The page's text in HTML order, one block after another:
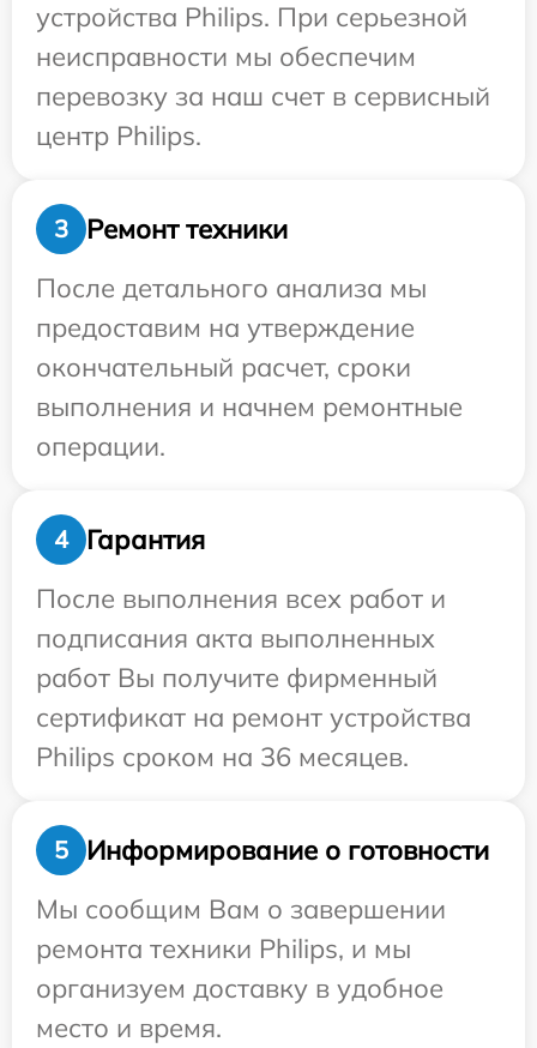
устройства Philips. При серьезной
неисправности мы обеспечим
перевозку за наш счет в сервисный
центр Philips.
3
Ремонт техники
После детального анализа мы
предоставим на утверждение
окончательный расчет, сроки
выполнения и начнем ремонтные
операции.
4
Гарантия
После выполнения всех работ и
подписания акта выполненных
работ Вы получите фирменный
сертификат на ремонт устройства
Philips сроком на 36 месяцев.
5
Информирование о готовности
Мы сообщим Вам о завершении
ремонта техники Philips, и мы
организуем доставку в удобное
место и время.